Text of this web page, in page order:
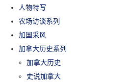
人物特写
农场访谈系列
加国采风
加拿大历史系列
加拿大历史
史说加拿大